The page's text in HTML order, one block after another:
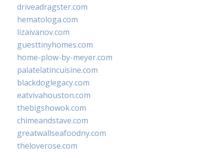
driveadragster.com
hematologa.com
lizaivanov.com
guesttinyhomes.com
home-plow-by-meyer.com
palatelatincuisine.com
blackdoglegacy.com
eatvivahouston.com
thebigshowok.com
chimeandstave.com
greatwallseafoodny.com
theloverose.com